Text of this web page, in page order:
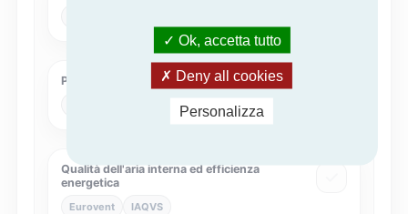
Pompe di calore Eurovent
Eurovent-HP
Qualità dell'aria interna ed efficienza
energetica
Eurovent IAQVS
Ok, accetta tutto
Deny all cookies
Personalizza